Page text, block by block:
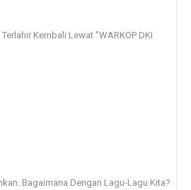
Kembali Lewat "WARKOP DKI
Bagaimana Dengan Lagu-Lagu Kita?